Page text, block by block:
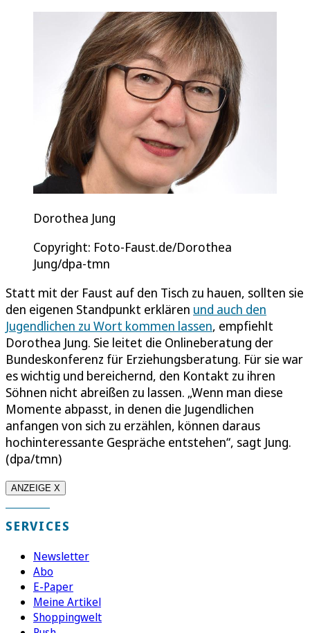
Dorothea Jung
Copyright: Foto-Faust.de/Dorothea
Jung/dpa-tmn
Statt mit der Faust auf den Tisch zu hauen, sollten sie
den eigenen Standpunkt erklären und auch den
Jugendlichen zu Wort kommen lassen, empfiehlt
Dorothea Jung. Sie leitet die Onlineberatung der
Bundeskonferenz für Erziehungsberatung. Für sie war
es wichtig und bereichernd, den Kontakt zu ihren
Söhnen nicht abreißen zu lassen. „Wenn man diese
Momente abpasst, in denen die Jugendlichen
anfangen von sich zu erzählen, können daraus
hochinteressante Gespräche entstehen“, sagt Jung.
(dpa/tmn)
ANZEIGE X
SERVICES
Newsletter
Abo
E-Paper
Meine Artikel
Shoppingwelt